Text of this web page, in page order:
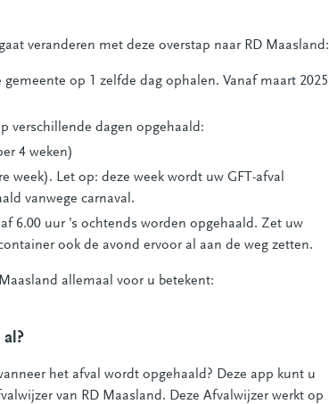
veranderen met deze overstap naar RD Maasland:
op 1 zelfde dag ophalen. Vanaf maart 2025
verschillende dagen opgehaald:
4 weken)
week). Let op: deze week wordt uw GFT-afval
vanwege carnaval.
6.00 uur ’s ochtends worden opgehaald. Zet uw
ook de avond ervoor al aan de weg zetten.
allemaal voor u betekent:
andere website)
het afval wordt opgehaald? Deze app kunt u
van RD Maasland. Deze Afvalwijzer werkt op